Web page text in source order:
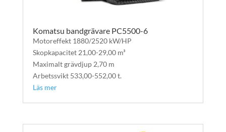
Komatsu bandgrävare PC5500-6
Motoreffekt 1880/2520 kW/HP
Skopkapacitet 21,00-29,00 m³
Maximalt grävdjup 2,70 m
Arbetssvikt 533,00-552,00 t.
Läs mer